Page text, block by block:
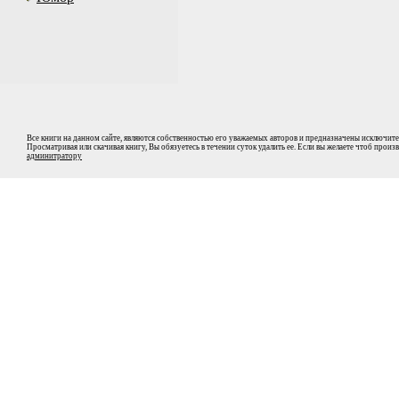
Все книги на данном сайте, являются собственностью его уважаемых авторов и предназначены
Просматривая или скачивая книгу, Вы обязуетесь в течении суток удалить ее. Если вы желаете чтоб
админитратору